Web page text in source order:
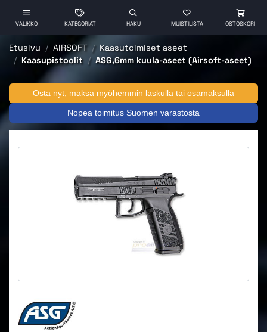
VALIKKO KATEGORIAT HAKU MUISTILISTA OSTOSKORI
Etusivu AIRSOFT
Kaasutoimiset aseet
Kaasupistoolit
ASG,6mm kuula-aseet (Airsoft-aseet)
Osta nyt, maksa myöhemmin laskulla tai osamaksulla
Nopea toimitus Suomen varastosta